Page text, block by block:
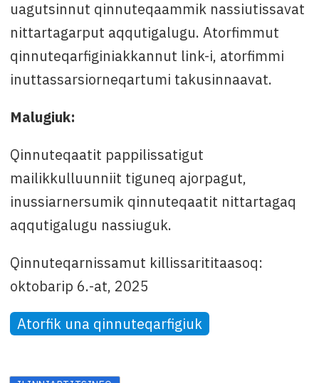
uagutsinnut qinnuteqaammik nassiutissavat
nittartagarput aqqutigalugu. Atorfimmut
qinnuteqarfiginiakkannut link-i, atorfimmi
inuttassarsiorneqartumi takusinnaavat.
Malugiuk:
Qinnuteqaatit pappilissatigut
mailikkulluunniit tiguneq ajorpagut,
inussiarnersumik qinnuteqaatit nittartagaq
aqqutigalugu nassiuguk.
Qinnuteqarnissamut killissarititaasoq:
oktobarip 6.-at, 2025
Atorfik una qinnuteqarfigiuk